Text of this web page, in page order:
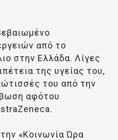
από το
στην Ελλάδα. Λίγες
της υγείας του,
του από την
αφότου
«Κοινωνία Ώρα